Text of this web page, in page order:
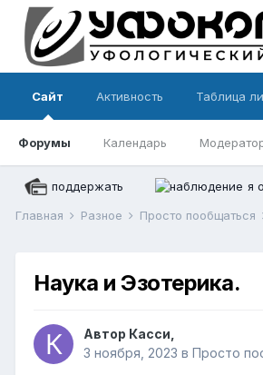
Сайт
Форумы Календарь
Активность Таблица
поддержать
я
Главная Разное Просто пообщаться
Наука и Эзотерика.
Автор Касси
3 ноября, 2023 в Просто